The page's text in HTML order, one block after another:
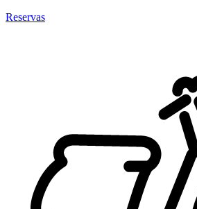
Reservas